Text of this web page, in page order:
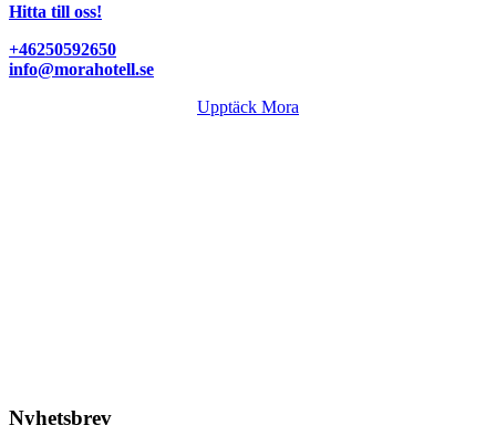
Hitta till oss!
+46250592650
info@morahotell.se
Upptäck Mora
Nyhetsbrev